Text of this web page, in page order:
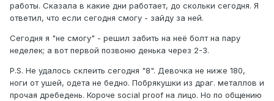
работы. Сказала в какие дни работает, до скольки сегодня. Я
ответил, что если сегодня смогу - зайду за ней.
Сегодня я "не смогу" - решил забить на неё болт на пару
неделек; а вот первой позвоню денька через 2-3.
P.S. Не удалось склеить сегодня "8". Девочка не ниже 180,
ноги от ушей, одета не бедно. Побрякушки из драг. металлов и
прочая дребедень. Короче social proof на лицо. Но по общению